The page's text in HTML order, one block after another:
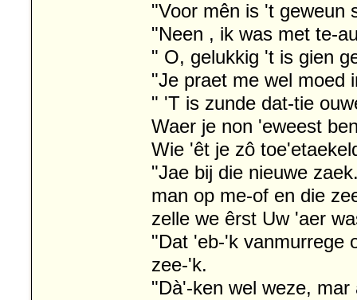
"Voor mên is 't geweun
"Neen , ik was met te-
" O, gelukkig 't is gien
"Je praet me wel moed
" 'T is zunde dat-tie
Waer je non 'eweest
Wie 'êt je zô
"Jae bij die nieuwe
man op me-of en die
zelle we êrst Uw 'aer
"Dat 'eb-'k vanmurrege
zee-'k.
"Dà'-ken wel weze,